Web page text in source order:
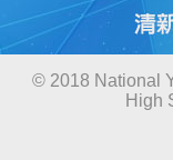
© 2018 National
High